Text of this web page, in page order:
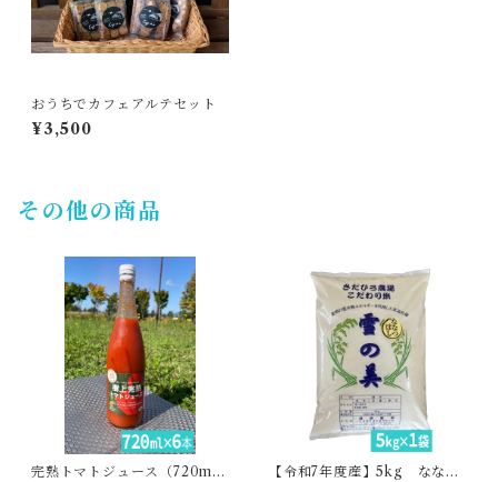
おうちでカフェアルテセット
¥3,500
その他の商品
完熟トマトジュース（720ml
【令和7年度産】5kg ななつ